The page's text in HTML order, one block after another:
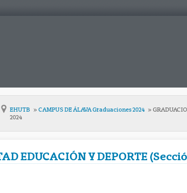
EHUTB CAMPUS DE ÁLAVA Graduaciones 2024
2024
EDUCACIÓN Y DEPORTE